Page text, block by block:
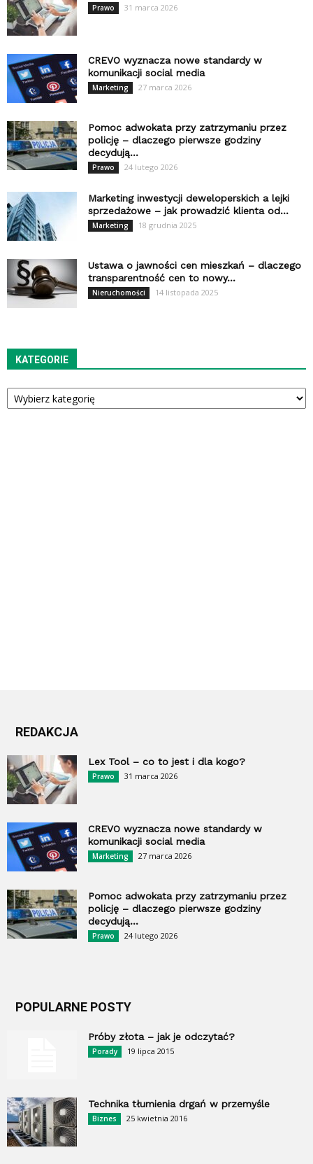
Prawo 31 marca 2026
CREVO wyznacza nowe standardy w
komunikacji social media
Marketing 27 marca 2026
Pomoc adwokata przy zatrzymaniu przez
policję – dlaczego pierwsze godziny
decydują...
Prawo 24 lutego 2026
Marketing inwestycji deweloperskich a lejki
sprzedażowe – jak prowadzić klienta od...
Marketing 18 grudnia 2025
Ustawa o jawności cen mieszkań – dlaczego
transparentność cen to nowy...
Nieruchomości 14 listopada 2025
KATEGORIE
Kategorie
REDAKCJA
Lex Tool – co to jest i dla kogo?
Prawo 31 marca 2026
CREVO wyznacza nowe standardy w
komunikacji social media
Marketing 27 marca 2026
Pomoc adwokata przy zatrzymaniu przez
policję – dlaczego pierwsze godziny
decydują...
Prawo 24 lutego 2026
POPULARNE POSTY
Próby złota – jak je odczytać?
Porady 19 lipca 2015
Technika tłumienia drgań w przemyśle
Biznes 25 kwietnia 2016